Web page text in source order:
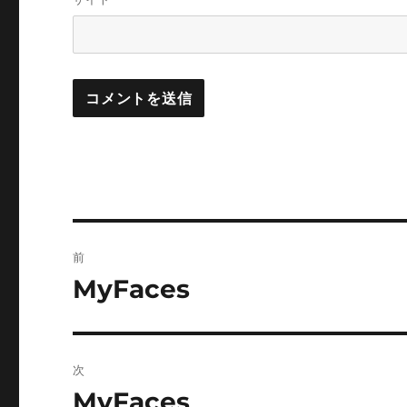
稿
ゲ
前
前
投
稿:
MyFaces
次
次